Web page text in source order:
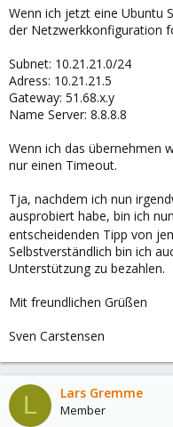
Wenn ich jetzt eine Ubuntu
der Netzwerkkonfiguration
Subnet: 10.21.21.0/24
Adress: 10.21.21.5
Gateway: 51.68.x.y
Name Server: 8.8.8.8
Wenn ich das übernehmen
nur einen Timeout.
Tja, nachdem ich nun
ausprobiert habe, bin ich
entscheidenden Tipp von
Selbstverständlich bin ich
Unterstützung zu bezahlen.
Mit freundlichen Grüßen
Sven Carstensen
L Lars Gremme
Member